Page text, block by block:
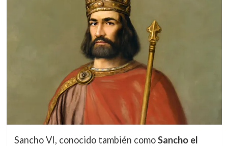
Sancho VI, conocido también comoSancho el